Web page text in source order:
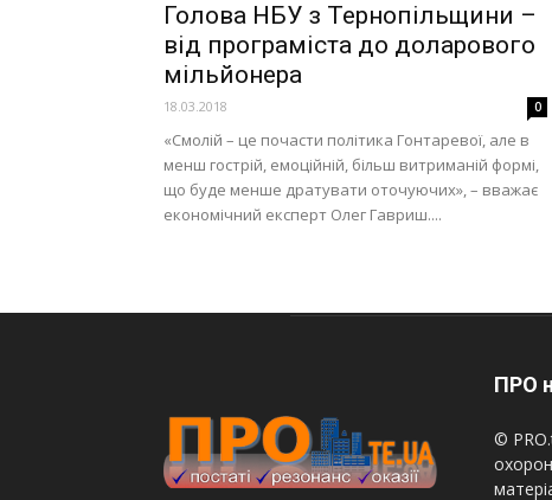
Голова НБУ з Тернопільщини –
від програміста до доларового
мільйонера
18.03.2018 0
«Смолій – це почасти політика Гонтаревої, але в
менш гострій, емоційній, більш витриманій формі,
що буде менше дратувати оточуючих», – вважає
економічний експерт Олег Гавриш....
ПРО
©